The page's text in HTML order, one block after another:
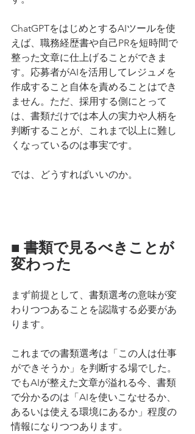
ChatGPTをはじめとするAIツールを使
えば、職務経歴書や自己PRを短時間で
整った文章に仕上げることができま
す。応募者がAIを活用してレジュメを
作成すること自体を責めることはでき
ません。ただ、採用する側にとって
は、書類だけでは本人の実力や人柄を
判断することが、これまで以上に難し
くなっているのは事実です。
では、どうすればいいのか。
■ 書類で見るべきことが
変わった
まず前提として、書類選考の意味が変
わりつつあることを認識する必要があ
ります。
これまでの書類選考は「この人は仕事
ができそうか」を判断する場でした。
でもAIが整えた文章が溢れる今、書類
で分かるのは「AIを使いこなせるか、
あるいは使える環境にあるか」程度の
情報になりつつあります。